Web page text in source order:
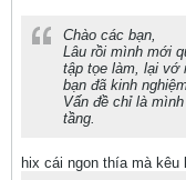
Chào các bạn,
Lâu rồi mình mới
tập tọe làm, lại vớ
bạn đã kinh
Vấn đề chỉ là
tầng.
hix cái ngon thía mà kêu